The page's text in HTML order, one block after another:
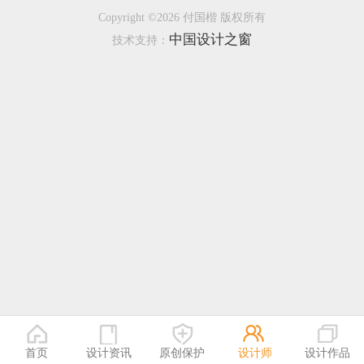
恭喜133****9020用户作品已成功备案！
Copyright ©2026 付国楷 版权所有
技术支持： 中国设计之窗
首页 设计资讯 原创保护 设计师 设计作品